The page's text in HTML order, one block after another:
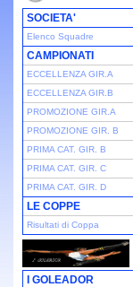
SOCIETA'
Elenco Squadre
CAMPIONATI
ECCELLENZA GIR.A
ECCELLENZA GIR.B
PROMOZIONE GIR.A
PROMOZIONE GIR. B
PRIMA CAT. GIR. B
PRIMA CAT. GIR. C
PRIMA CAT. GIR. D
LE COPPE
Risultati di Coppa
I GOLEADOR